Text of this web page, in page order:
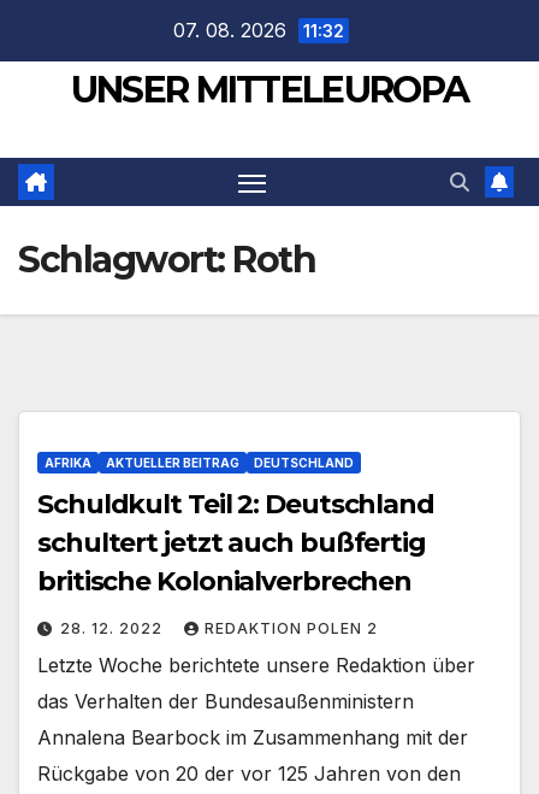
springen
07. 08. 2026 11:32
UNSER MITTELEUROPA
Schlagwort: Roth
AFRIKA AKTUELLER BEITRAG DEUTSCHLAND
Schuldkult Teil 2: Deutschland
schultert jetzt auch bußfertig
britische Kolonialverbrechen
28. 12. 2022 REDAKTION POLEN 2
Letzte Woche berichtete unsere Redaktion über
das Verhalten der Bundesaußenministern
Annalena Bearbock im Zusammenhang mit der
Rückgabe von 20 der vor 125 Jahren von den